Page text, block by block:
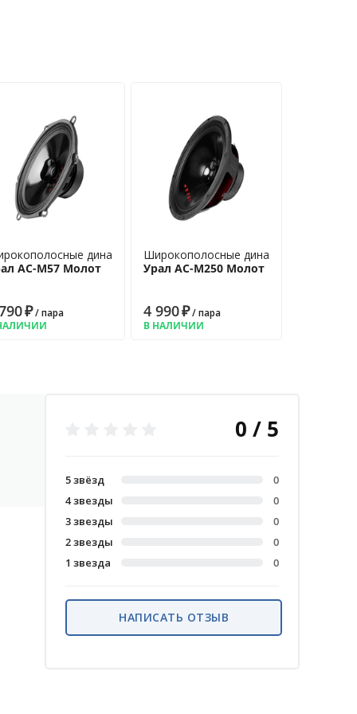
динамики
АС-М57 Молот
₽/ пара
Широкополосные динамики
Урал АС-М250 Молот
4 990₽/ пара
В НАЛИЧИИ
0 / 5
5 звёзд
0
4 звезды
0
3 звезды
0
2 звезды
0
1 звезда
0
НАПИСАТЬ ОТЗЫВ